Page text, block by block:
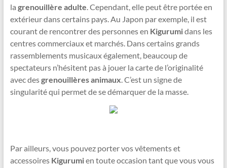
la grenouillère adulte. Cependant, elle peut être portée en
extérieur dans certains pays. Au Japon par exemple, il est
courant de rencontrer des personnes en Kigurumidans les
centres commerciaux et marchés. Dans certains grands
rassemblements musicaux également, beaucoup de
spectateurs n’hésitent pas à jouer la carte de l’originalité
avec desgrenouillères animaux. C’est un signe de
singularité qui permet de se démarquer de la masse.
Par ailleurs, vous pouvez porter vos vêtements et
accessoires Kigurumien toute occasion tant que vous vous